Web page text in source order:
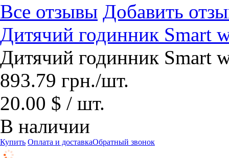
Все отзывы Добавить
Дитячий годинник Smart
Дитячий годинник Smart
893.79 грн./шт.
20.00 $ / шт.
В наличии
Купить Оплата и доставкаОбратный звонок